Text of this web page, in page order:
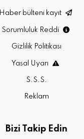
Haber bülteni kayıt
Sorumluluk Reddi
Gizlilik Politikası
Yasal Uyarı
S.S.S.
Reklam
Bizi Takip Edin